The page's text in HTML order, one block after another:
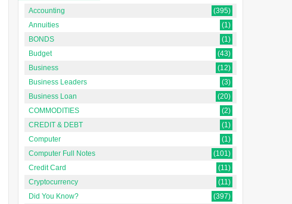
Accounting
(395)
Annuities
(1)
BONDS
(1)
Budget
(43)
Business
(12)
Business Leaders
(3)
Business Loan
(20)
COMMODITIES
(2)
CREDIT & DEBT
(1)
Computer
(1)
Computer Full Notes
(101)
Credit Card
(11)
Cryptocurrency
(11)
Did You Know?
(397)